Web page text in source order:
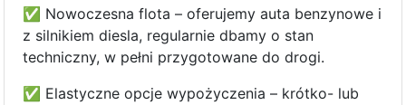
✅ Nowoczesna flota – oferujemy auta benzynowe i
z silnikiem diesla, regularnie dbamy o stan
techniczny, w pełni przygotowane do drogi.
✅ Elastyczne opcje wypożyczenia – krótko- lub